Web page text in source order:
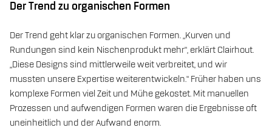
Der Trend zu organischen Formen
Der Trend geht klar zu organischen Formen. „Kurven und
Rundungen sind kein Nischenprodukt mehr“, erklärt Clairhout.
„Diese Designs sind mittlerweile weit verbreitet, und wir
mussten unsere Expertise weiterentwickeln.“ Früher haben uns
komplexe Formen viel Zeit und Mühe gekostet. Mit manuellen
Prozessen und aufwendigen Formen waren die Ergebnisse oft
uneinheitlich und der Aufwand enorm.